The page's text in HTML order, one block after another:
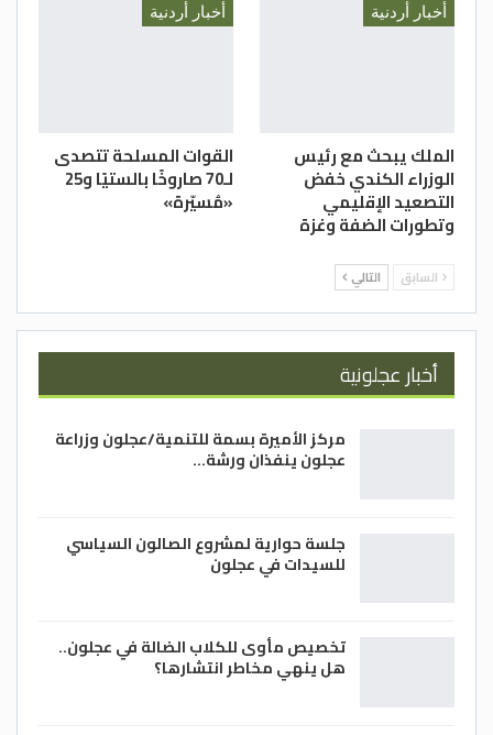
أخبار أردنية
الملك يبحث مع رئيس
الوزراء الكندي خفض
التصعيد الإقليمي
وتطورات الضفة وغزة
أخبار أردنية
القوات المسلحة تتصدى
لـ70 صاروخًا بالستيًا و25
«مُسيّرة»
السابق التالي
أخبار عجلونية
مركز الأميرة بسمة للتنمية/عجلون وزراعة
عجلون ينفذان ورشة…
جلسة حوارية لمشروع الصالون السياسي
للسيدات في عجلون
تخصيص مأوى للكلاب الضالة في عجلون..
هل ينهي مخاطر انتشارها؟